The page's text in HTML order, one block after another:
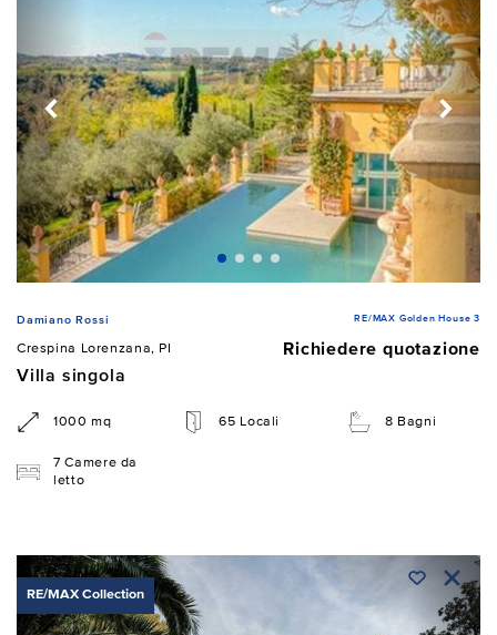
Damiano Rossi RE/MAX Golden House 3
Crespina Lorenzana, PI
Richiedere quotazione
Villa singola
1000 mq 65 Locali 8 Bagni
7 Camere da
letto
RE/MAX Collection